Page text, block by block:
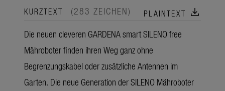
KURZTEXT (283 ZEICHEN) PLAINTEXT download
Die neuen cleveren GARDENA smart SILENO free
Mähroboter finden ihren Weg ganz ohne
Begrenzungskabel oder zusätzliche Antennen im
Garten. Die neue Generation der SILENO Mähroboter